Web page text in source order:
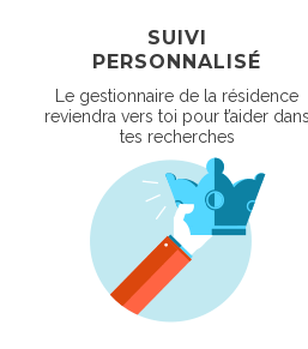
SUIVI
PERSONNALISÉ
Le gestionnaire de la résidence
reviendra vers toi pour t’aider dans
tes recherches